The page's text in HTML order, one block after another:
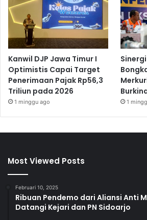
Kanwil DJP Jawa Timur I
Optimistis Capai Target
Penerimaan Pajak Rp56,3
Triliun pada 2026
1 minggu ago 1
Most Viewed Posts
Februari 10, 2025
Ribuan Pendemo dari Aliansi Anti
Datangi Kejari dan PN Sidoarjo